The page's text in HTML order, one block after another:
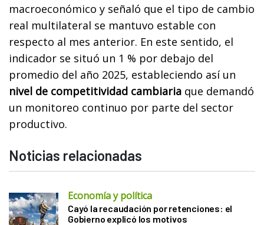
macroeconómico y señaló que el tipo de cambio
real multilateral se mantuvo estable con
respecto al mes anterior. En este sentido, el
indicador se situó un 1 % por debajo del
promedio del año 2025, estableciendo así un
nivel de competitividad cambiaria que demandó
un monitoreo continuo por parte del sector
productivo.
Noticias relacionadas
Economía y política
Cayó la recaudación por retenciones: el
Gobierno explicó los motivos